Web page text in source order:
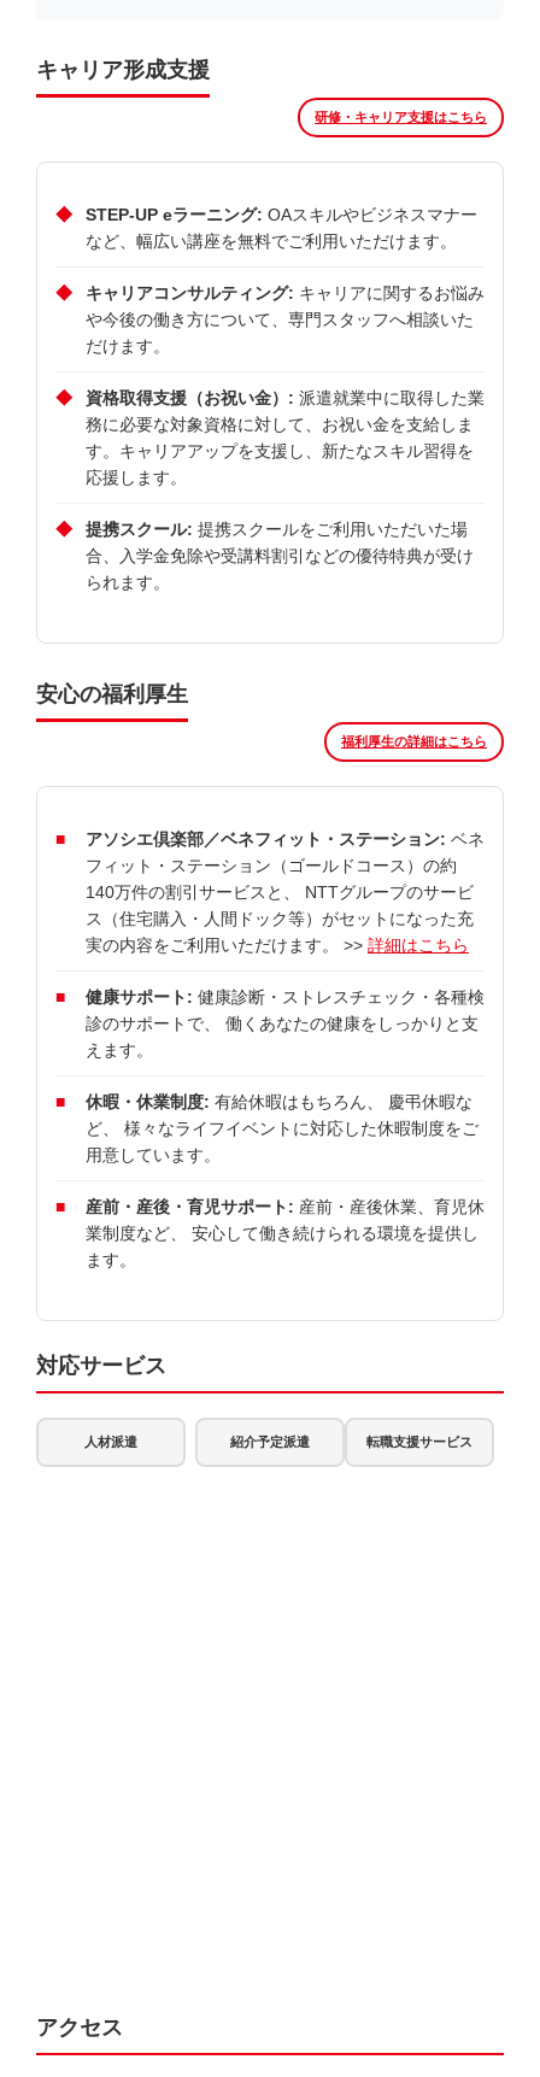
キャリア形成支援
研修・キャリア支援はこちら
STEP-UP eラーニング: OAスキルやビジネスマナー
など、幅広い講座を無料でご利用いただけます。
キャリアコンサルティング: キャリアに関するお悩み
や今後の働き方について、専門スタッフへ相談いた
だけます。
資格取得支援（お祝い金）: 派遣就業中に取得した業
務に必要な対象資格に対して、お祝い金を支給しま
す。キャリアアップを支援し、新たなスキル習得を
応援します。
提携スクール: 提携スクールをご利用いただいた場
合、入学金免除や受講料割引などの優待特典が受け
られます。
安心の福利厚生
福利厚生の詳細はこちら
アソシエ倶楽部／ベネフィット・ステーション: ベネ
フィット・ステーション（ゴールドコース）の約
140万件の割引サービスと、 NTTグループのサービ
ス（住宅購入・人間ドック等）がセットになった充
実の内容をご利用いただけます。 >> 詳細はこちら
健康サポート: 健康診断・ストレスチェック・各種検
診のサポートで、 働くあなたの健康をしっかりと支
えます。
休暇・休業制度: 有給休暇はもちろん、 慶弔休暇な
ど、 様々なライフイベントに対応した休暇制度をご
用意しています。
産前・産後・育児サポート: 産前・産後休業、育児休
業制度など、 安心して働き続けられる環境を提供し
ます。
対応サービス
人材派遣 紹介予定派遣 転職支援サービス
アクセス